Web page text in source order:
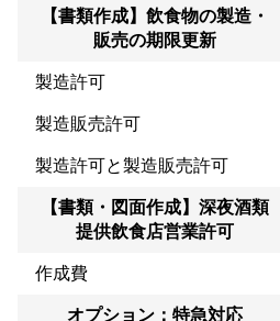
【書類作成】飲食物の製造・
販売の期限更新
製造許可
製造販売許可
製造許可と製造販売許可
【書類・図面作成】深夜酒類
提供飲食店営業許可
作成費
オプション：特急対応